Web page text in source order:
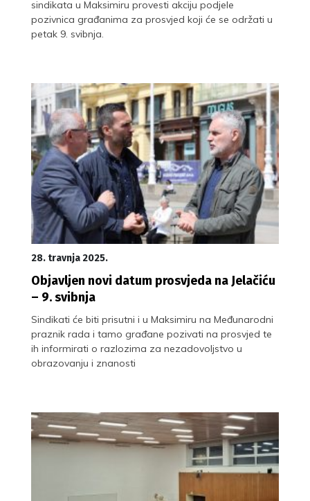
sindikata u Maksimiru provesti akciju podjele
pozivnica građanima za prosvjed koji će se održati u
petak 9. svibnja.
28. travnja 2025.
Objavljen novi datum prosvjeda na Jelačiću
– 9. svibnja
Sindikati će biti prisutni i u Maksimiru na Međunarodni
praznik rada i tamo građane pozivati na prosvjed te
ih informirati o razlozima za nezadovoljstvo u
obrazovanju i znanosti